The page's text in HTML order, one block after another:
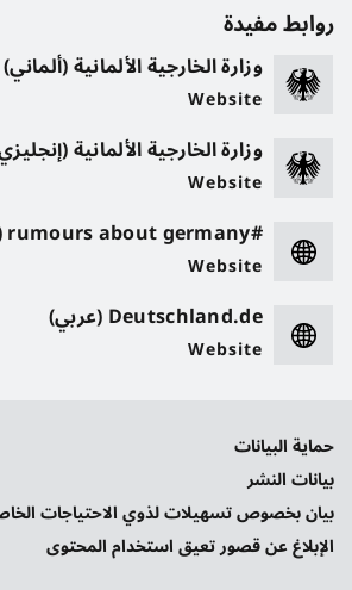
روابط مفيدة
وزارة الخارجية الألمانية (ألماني)
Website
وزارة الخارجية الألمانية
Website
#rumours about germany (عربي)
Website
Deutschland.de (عربي)
Website
حماية البيانات
بيانات النشر
بيان بخصوص تسهيلات لذوي الاحتياجات
الإبلاغ عن قصور تعيق استخدام المحتوى